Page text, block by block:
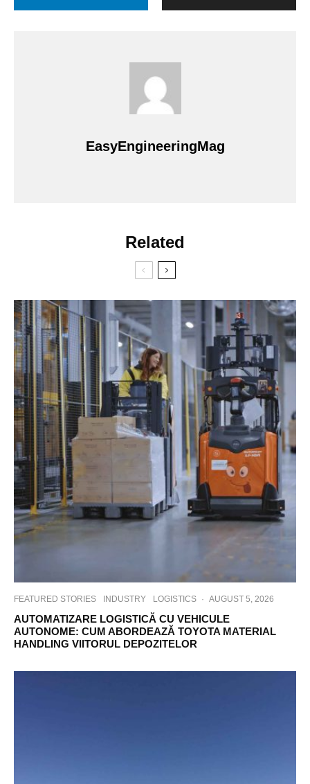
EasyEngineeringMag
Related
FEATURED STORIES INDUSTRY LOGISTICS · AUGUST 5, 2026
AUTOMATIZARE LOGISTICĂ CU VEHICULE
AUTONOME: CUM ABORDEAZĂ TOYOTA MATERIAL
HANDLING VIITORUL DEPOZITELOR